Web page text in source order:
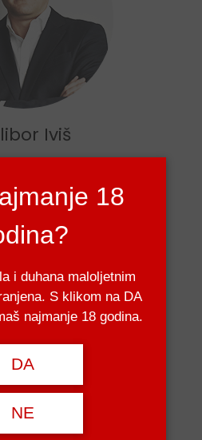
Iviš
direktor
Čubela
i računovodstva
18
i duhana maloljetnim
S klikom na DA
najmanje 18 godina.
DA
NE